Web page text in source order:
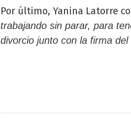
Por último, Yanina Latorre
trabajando sin parar, para
divorcio junto con la firma del